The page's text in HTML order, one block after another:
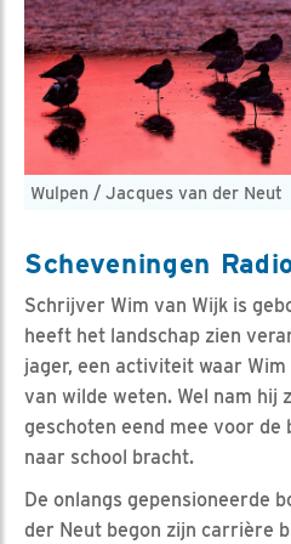
Wulpen / Jacques van der Neut
Scheveningen
Schrijver Wim van Wijk is
heeft het landschap zien
jager, een activiteit waar
van wilde weten. Wel nam hij
geschoten eend mee voor de
naar school bracht.
De onlangs gepensioneerde
der Neut begon zijn carrière